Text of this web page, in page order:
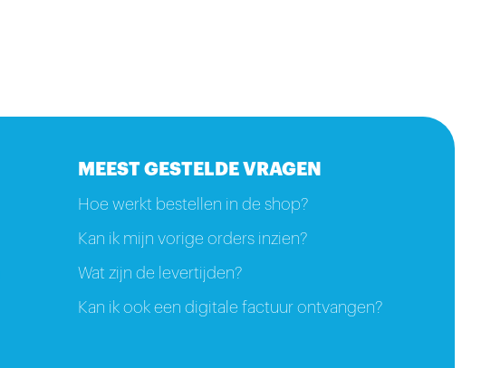
MEEST GESTELDE VRAGEN
Hoe werkt bestellen in de shop?
Kan ik mijn vorige orders inzien?
Wat zijn de levertijden?
Kan ik ook een digitale factuur ontvangen?